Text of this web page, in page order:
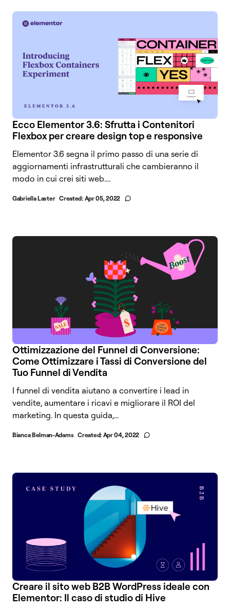
Ecco Elementor 3.6: Sfrutta i Contenitori
Flexbox per creare design top e responsive
Elementor 3.6 segna il primo passo di una serie di
aggiornamenti infrastrutturali che cambieranno il
modo in cui crei siti web....
Gabriella Laster Created: Apr 05, 2022
Ottimizzazione del Funnel di Conversione:
Come Ottimizzare i Tassi di Conversione del
Tuo Funnel di Vendita
I funnel di vendita aiutano a convertire i lead in
vendite, aumentare i ricavi e migliorare il ROI del
marketing. In questa guida,...
Bianca Belman-Adams Created: Apr 04, 2022
Creare il sito web B2B WordPress ideale con
Elementor: Il caso di studio di Hive